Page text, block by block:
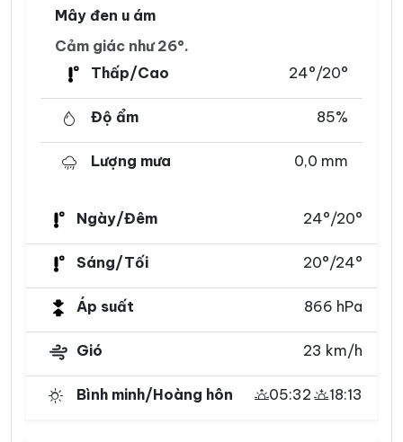
Mây đen u ám
Cảm giác như 26°.
Thấp/Cao
24°/20°
Độ ẩm 85%
Lượng mưa 0,0 mm
Ngày/Đêm 24°/20°
Sáng/Tối 20°/24°
Áp suất 866 hPa
Gió 23 km/h
Bình minh/Hoàng hôn 05:32 18:13